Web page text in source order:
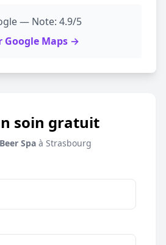
— Note: 4.9/5
Google Maps →
soin gratuit
Spa à Strasbourg